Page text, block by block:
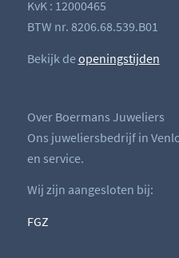
KvK : 12000465
BTW nr. 8206.68.539.B01
Bekijk deopeningstijden
Over Boermans Juweliers
Ons juweliersbedrijf in
en service.
Wij zijn aangesloten bij:
FGZ